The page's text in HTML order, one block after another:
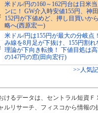
米ドル/円の160～162円台は日米
ンに！ GW介入時安値155円、神
152円が下値めど、押し目買いか
略へ(西原宏一)
米ドル/円は155円が最大の分岐点
み線を8月足が下抜け、155円割れ
理論が下向き転換！ 下値目処は
の147円の窓(田向宏行)
>>人気
けるデータは、セントラル短資Ｆ
ルリサーチ、フィスコから情報の